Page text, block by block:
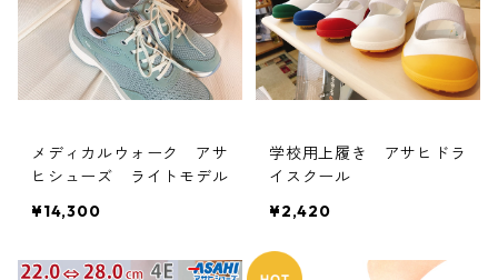
メディカルウォーク アサ
ヒシューズ ライトモデル
¥14,300
学校用上履き アサヒドラ
イスクール
¥2,420